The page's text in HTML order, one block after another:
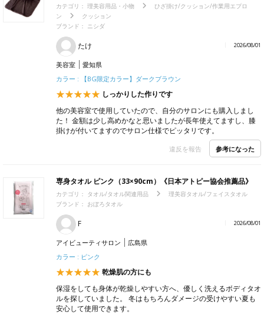
カテゴリ： 理美容用品・小物
ひざ掛け/クッション/作業用エプロ
ン
クッション
ブランド： ニシダ
たけ 2026/08/01
美容室
愛知県
カラー : 【BG限定カラー】ダークブラウン
しっかりした作りです
他の美容室で使用していたので、自分のサロンにも購入しまし
た！ 金額は少し高めかなと思いましたが長年使えてますし、膝
掛けが付いてますのでサロン仕様でピッタリです。
違反を報告 参考になった
専身タオル ピンク（33×90cm）《日本アトピー協会推薦品》
カテゴリ： タオル/タオル関連用品
理美容タオル/フェイスタオル
ブランド： おぼろタオル
F 2026/08/01
アイビューティサロン
広島県
カラー : ピンク
乾燥肌の方にも
保湿をしても身体が乾燥しやすい方へ、優しく洗えるボディタオ
ルを探していました。 冬はもちろんダメージの受けやすい夏も
安心して使用できます。